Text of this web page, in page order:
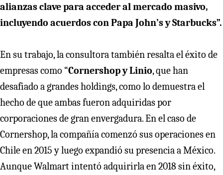
alianzas clave para acceder al mercado masivo,
incluyendo acuerdos con Papa John’s y Starbucks”.
En su trabajo, la consultora también resalta el éxito de
empresas como “Cornershop y Linio, que han
desafiado a grandes holdings, como lo demuestra el
hecho de que ambas fueron adquiridas por
corporaciones de gran envergadura. En el caso de
Cornershop, la compañía comenzó sus operaciones en
Chile en 2015 y luego expandió su presencia a México.
Aunque Walmart intentó adquirirla en 2018 sin éxito,